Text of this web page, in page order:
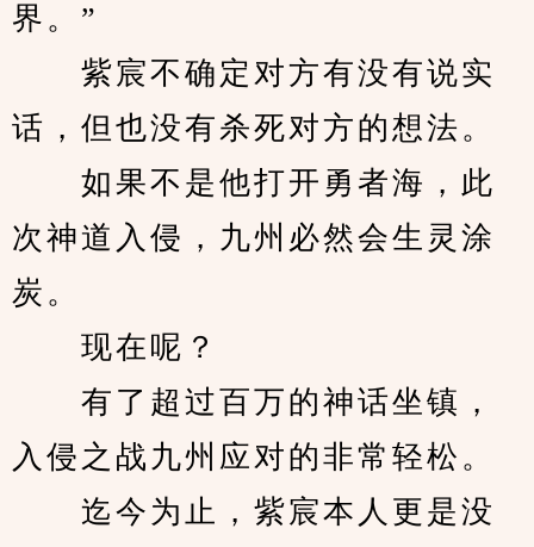
界。”
紫宸不确定对方有没有说实
话，但也没有杀死对方的想法。
如果不是他打开勇者海，此
次神道入侵，九州必然会生灵涂
炭。
现在呢？
有了超过百万的神话坐镇，
入侵之战九州应对的非常轻松。
迄今为止，紫宸本人更是没